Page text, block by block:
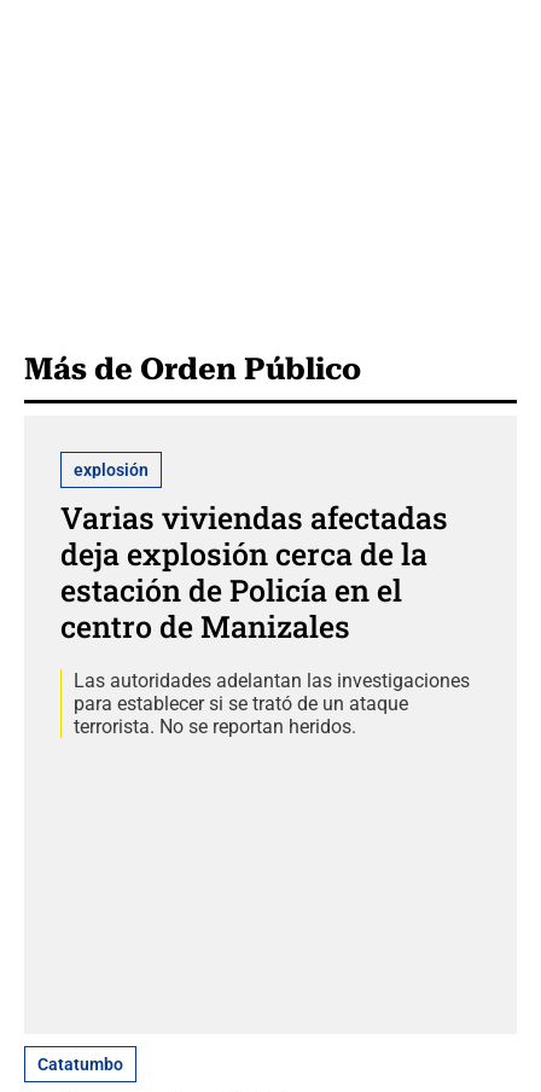
Más de Orden Público
explosión
Varias viviendas afectadas
deja explosión cerca de la
estación de Policía en el
centro de Manizales
Las autoridades adelantan las investigaciones
para establecer si se trató de un ataque
terrorista. No se reportan heridos.
Catatumbo